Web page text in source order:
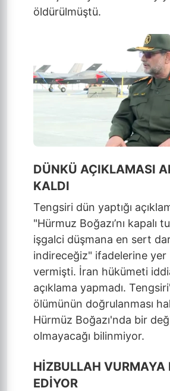
öldürülmüştü.
DÜNKÜ AÇIKLAMASI
KALDI
Tengsiri dün yaptığı
"Hürmuz Boğazı’nı kapalı
işgalci düşmana en sert
indireceğiz" ifadelerine yer
vermişti. İran hükümeti
açıklama yapmadı.
ölümünün doğrulanması
Hürmüz Boğazı'nda bir
olmayacağı bilinmiyor.
HİZBULLAH VURMAYA
EDİYOR